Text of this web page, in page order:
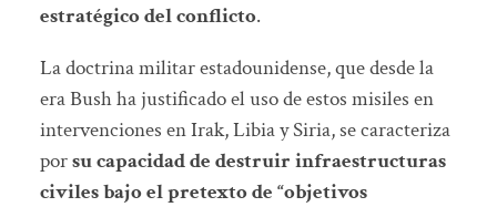
estratégico del conflicto.
La doctrina militar estadounidense, que desde la
era Bush ha justificado el uso de estos misiles en
intervenciones en Irak, Libia y Siria, se caracteriza
porsu capacidad de destruir infraestructuras
civiles bajo el pretexto de “objetivos